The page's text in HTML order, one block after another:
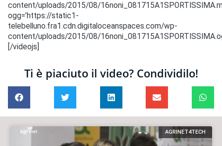
content/uploads/2015/08/
ogg=’https://static1-
telebelluno.fra1.cdn.digitaloceanspaces.com/wp-
content/uploads/2015/08/
[/videojs]
Ti è piaciuto il video? Condividilo!
AGRINET4TECH